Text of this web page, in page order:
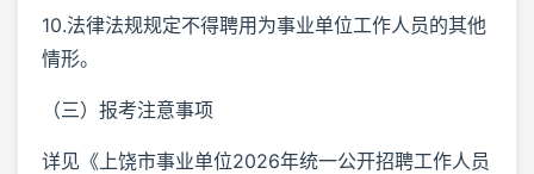
10.法律法规规定不得聘用为事业单位工作人员的其他
情形。
（三）报考注意事项
详见《上饶市事业单位2026年统一公开招聘工作人员